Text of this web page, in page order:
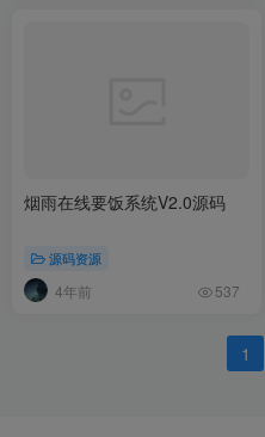
烟雨在线要饭系统V2.0源码
源码资源
4年前 537
1